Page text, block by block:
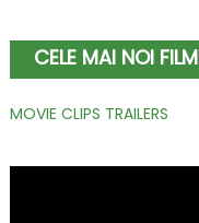
CELE MAI NOI
MOVIE CLIPS TRAILERS